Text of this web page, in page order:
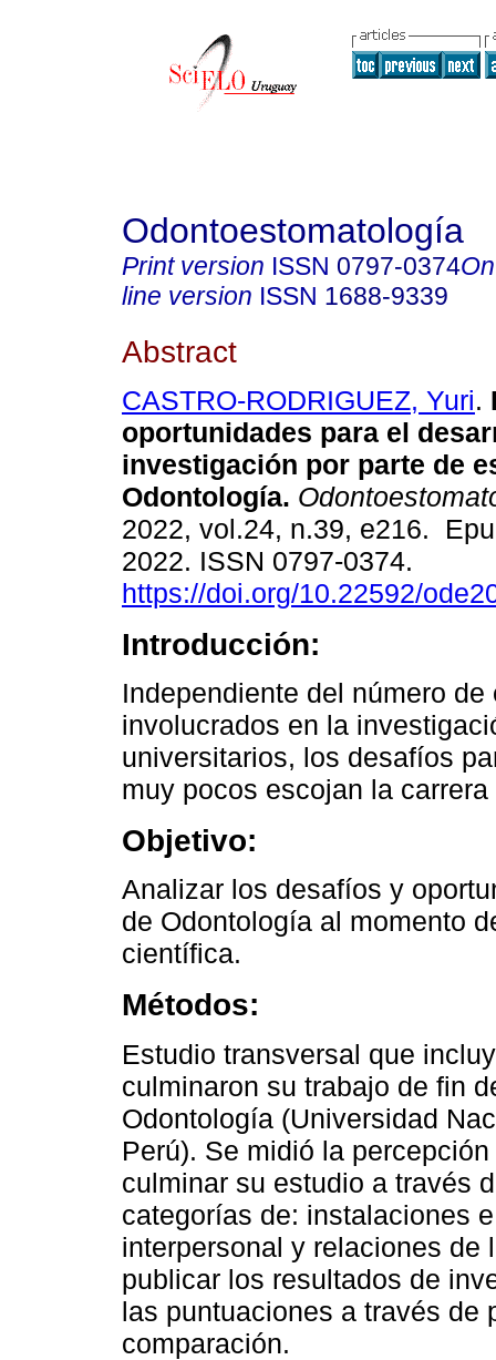
Odontoestomatología
Print version ISSN 0797-0374
line version ISSN 1688-9339
Abstract
CASTRO-RODRIGUEZ, Yuri.
oportunidades para el
investigación por parte de
Odontología.
2022, vol.24, n.39, e216.
2022. ISSN 0797-0374.
https://doi.org/10.22592/
Introducción:
Independiente del número de
involucrados en la
universitarios, los desafíos
muy pocos escojan la
Objetivo:
Analizar los desafíos y
de Odontología al momento
científica.
Métodos:
Estudio transversal que
culminaron su trabajo de fin
Odontología (Universidad
Perú). Se midió la
culminar su estudio a través
categorías de: instalaciones
interpersonal y relaciones de
publicar los resultados de
las puntuaciones a través de
comparación.